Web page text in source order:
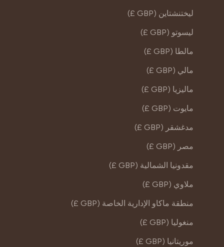
ليختنشتاين (GBP £)
ليسوتو (GBP £)
مالطا (GBP £)
مالي (GBP £)
ماليزيا (GBP £)
مايوت (GBP £)
مدغشقر (GBP £)
مصر (GBP £)
مقدونيا الشمالية (GBP £)
ملاوي (GBP £)
منطقة ماكاو الإدارية الخاصة (GBP £)
منغوليا (GBP £)
موريتانيا (GBP £)